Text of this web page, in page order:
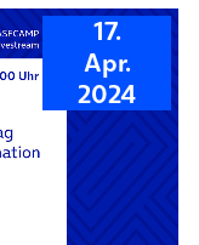
17.
Apr.
2024